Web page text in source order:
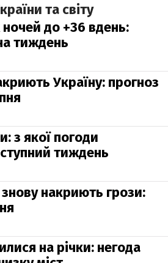
та світу
до +36 вдень:
тиждень
Україну: прогноз
з якої погоди
тиждень
накриють грози:
на річки: негода